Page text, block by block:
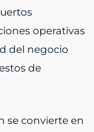
operativas
del negocio
de
se convierte en